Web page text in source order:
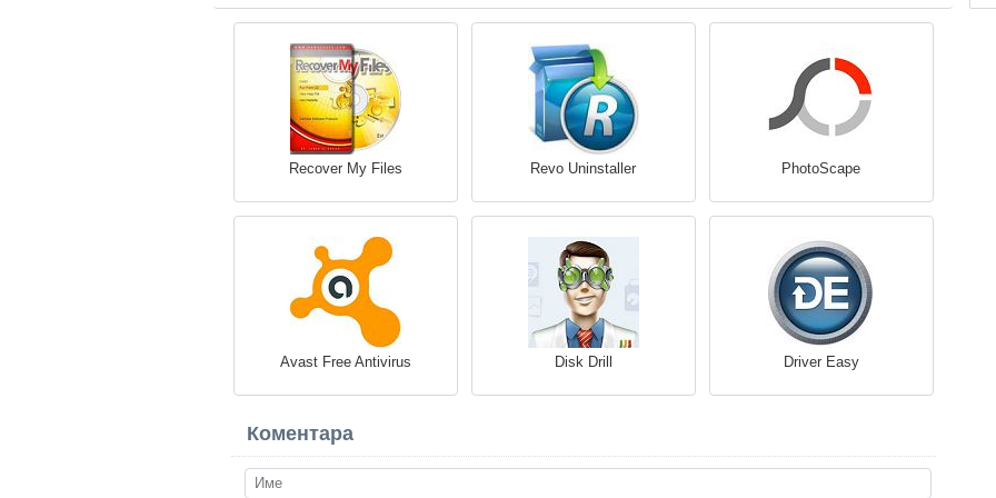
Recover My Files Revo Uninstaller PhotoScape
Avast Free Antivirus Disk Drill Driver Easy
Коментара